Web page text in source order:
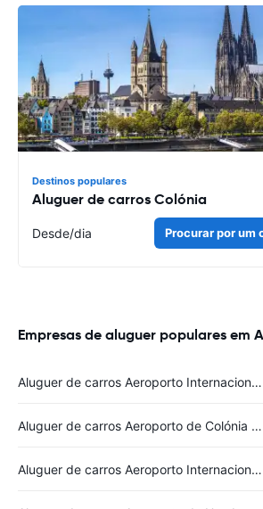
Destinos populares
Aluguer de carros Colónia
Desde/dia Procurar por um
Empresas de aluguer populares em
Aluguer de carros Aeroporto Internacional de Frankfurt
Aluguer de carros Aeroporto de Colónia Bonn
Aluguer de carros Aeroporto Internacional de Munique